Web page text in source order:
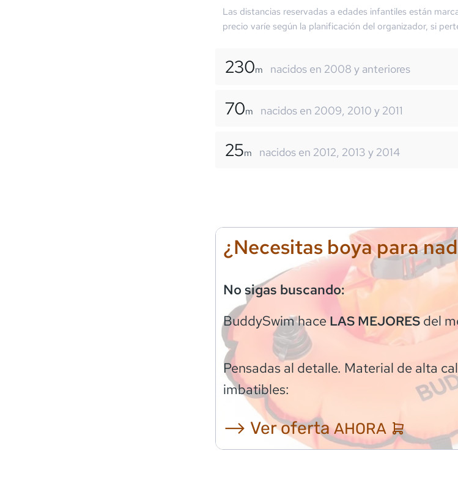
Las distancias reservadas a edades infantiles están
precio varíe según la planificación del organizador, si
230m nacidos en 2008 y anteriores
70m nacidos en 2009, 2010 y 2011
25m nacidos en 2012, 2013 y 2014
¿Necesitas boya para
No sigas buscando:
BuddySwimhaceLAS MEJORESdel
Pensadas al detalle. Material de alta
imbatibles:
⟶ Ver ofertaAHORA